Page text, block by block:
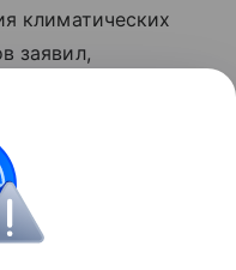
климатических
заявил,